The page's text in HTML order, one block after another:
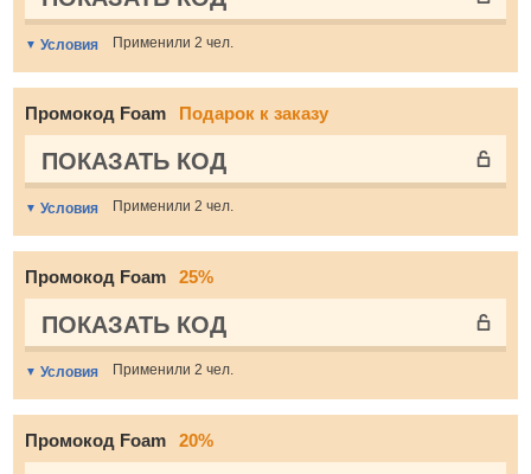
Условия Применили 2 чел.
Промокод Foam Подарок к заказу
ПОКАЗАТЬ КОД
Условия Применили 2 чел.
Промокод Foam 25%
ПОКАЗАТЬ КОД
Условия Применили 2 чел.
Промокод Foam 20%